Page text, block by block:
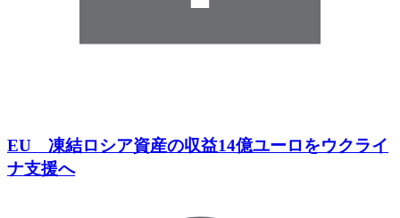
EU 凍結ロシア資産の収益14億ユーロをウクライ
ナ支援へ